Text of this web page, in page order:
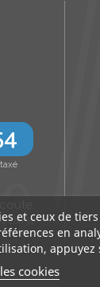
16h30
et ceux de
en
appuyez
cookies